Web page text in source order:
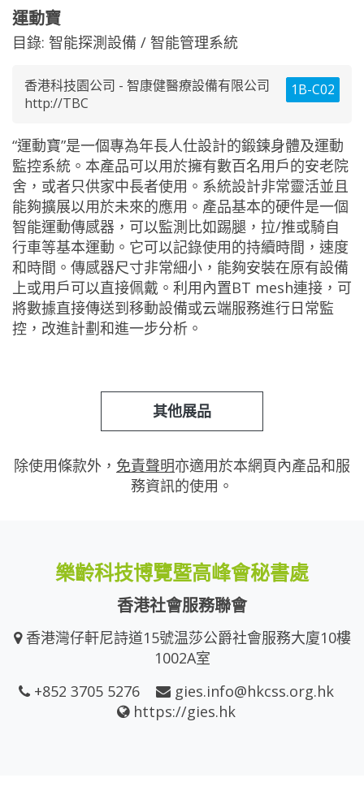
運動寶
目錄: 智能探測設備 / 智能管理系統
1B-C02
香港科技園公司 - 智康健醫療設備有限公司
http://TBC
“運動寶”是一個專為年長人仕設計的鍛鍊身體及運動
監控系統。本產品可以用於擁有數百名用戶的安老院
舍，或者只供家中長者使用。系統設計非常靈活並且
能夠擴展以用於未來的應用。產品基本的硬件是一個
智能運動傳感器，可以監測比如踢腿，拉/推或騎自
行車等基本運動。它可以記錄使用的持續時間，速度
和時間。傳感器尺寸非常細小，能夠安裝在原有設備
上或用戶可以直接佩戴。利用內置BT mesh連接，可
將數據直接傳送到移動設備或云端服務進行日常監
控，改進計劃和進一步分析。
其他展品
除使用條款外， 免責聲明亦適用於本網頁內產品和服
務資訊的使用。
樂齡科技博覽暨高峰會秘書處
香港社會服務聯會
香港灣仔軒尼詩道15號温莎公爵社會服務大廈10樓
1002A室
+852 3705 5276
gies.info@hkcss.org.hk
https://gies.hk